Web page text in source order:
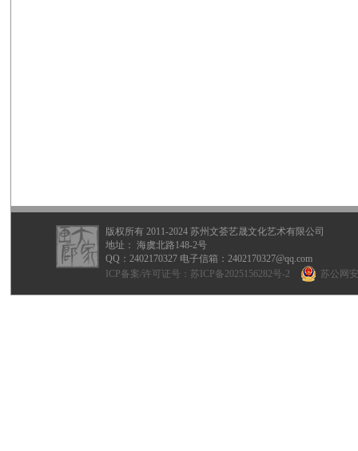
版权所有 2011-2024 苏州文荟艺晟文化艺术有限公司
地址： 海虞北路148-2号
QQ： 2402170327 电子信箱：2402170327@qq.com
ICP备案/许可证号： 苏ICP备2025156282号-2 苏公网